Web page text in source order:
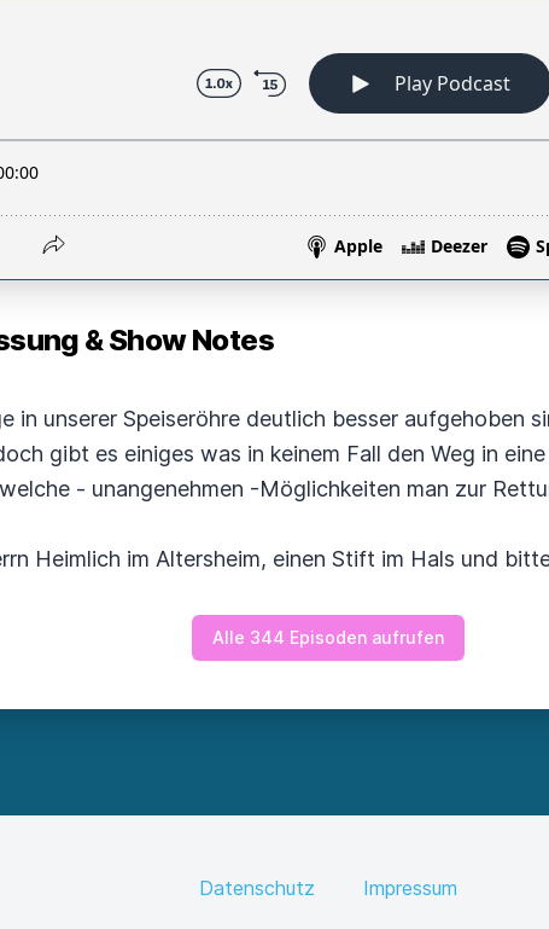
& Show Notes
in unserer Speiseröhre deutlich besser aufgehoben
gibt es einiges was in keinem Fall den Weg in
- unangenehmen -Möglichkeiten man zur
Heimlich im Altersheim, einen Stift im Hals und
Alle 344 Episoden aufrufen
Datenschutz Impressum